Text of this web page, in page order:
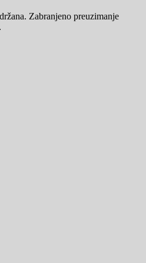
Zabranjeno preuzimanje